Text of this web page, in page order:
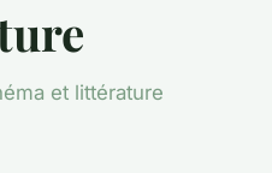
et littérature